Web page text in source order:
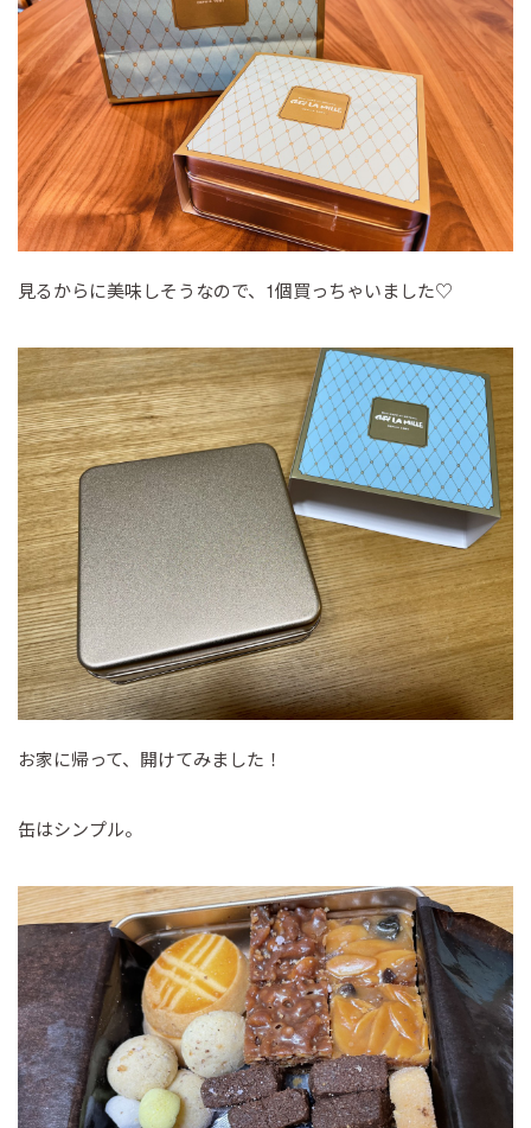
見るからに美味しそうなので、1個買っちゃいました♡
お家に帰って、開けてみました！
缶はシンプル。